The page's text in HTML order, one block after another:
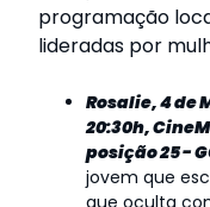
programação
lideradas por
Rosalie, 4 de
20:30h,
posição 25 -
jovem que